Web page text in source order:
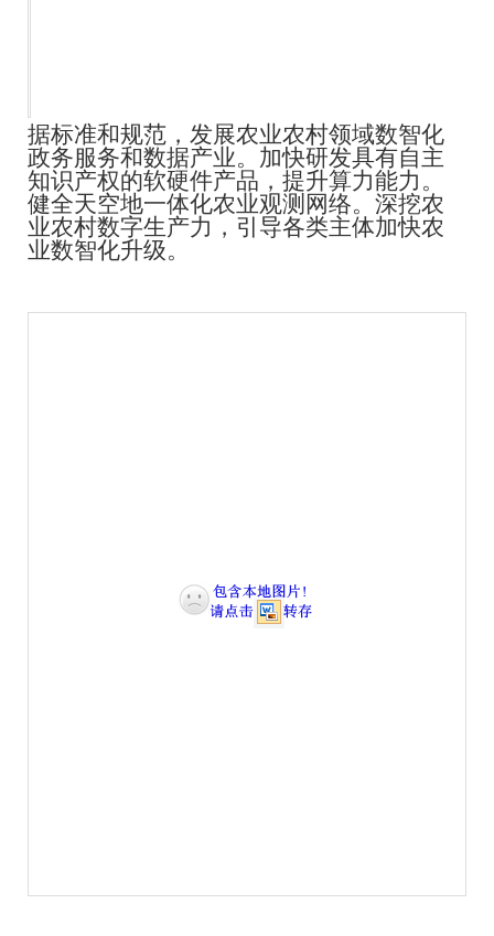
据标准和规范，发展农业农村领域数智化
政务服务和数据产业。加快研发具有自主
知识产权的软硬件产品，提升算力能力。
健全天空地一体化农业观测网络。深挖农
业农村数字生产力，引导各类主体加快农
业数智化升级。